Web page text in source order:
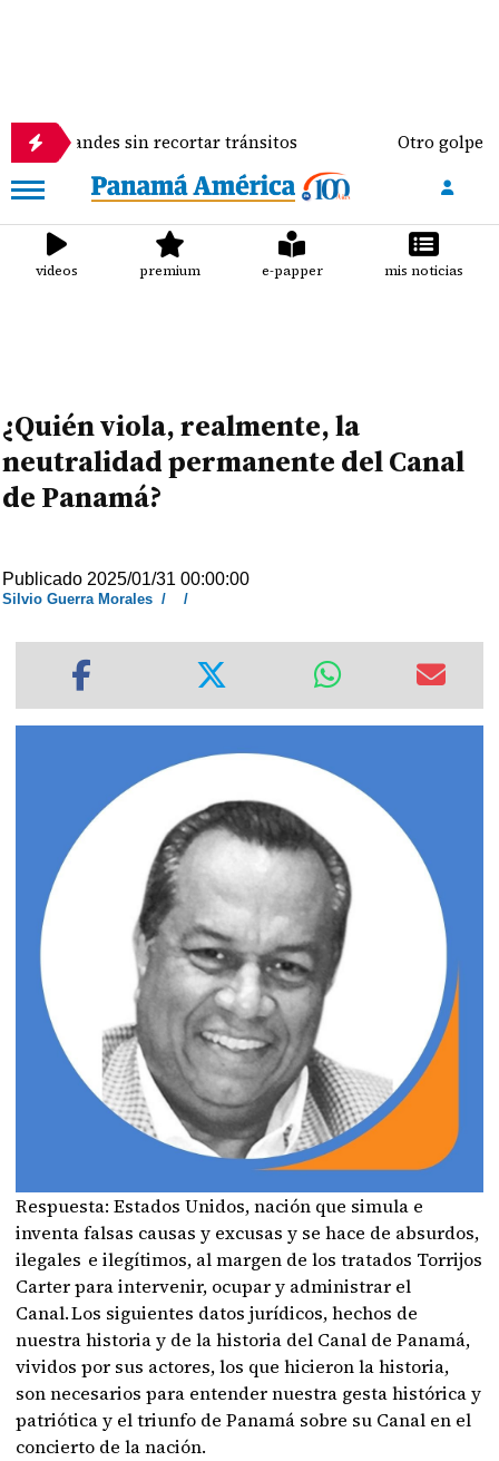
sin recortar tránsitos Otro golpe al
videos premium e-papper mis noticias
¿Quién viola, realmente, la
neutralidad permanente del Canal
de Panamá?
Publicado 2025/01/31 00:00:00
Silvio Guerra Morales / /
Respuesta: Estados Unidos, nación que simula e
inventa falsas causas y excusas y se hace de absurdos,
ilegales e ilegítimos, al margen de los tratados Torrijos
Carter para intervenir, ocupar y administrar el
Canal. Los siguientes datos jurídicos, hechos de
nuestra historia y de la historia del Canal de Panamá,
vividos por sus actores, los que hicieron la historia,
son necesarios para entender nuestra gesta histórica y
patriótica y el triunfo de Panamá sobre su Canal en el
concierto de la nación.